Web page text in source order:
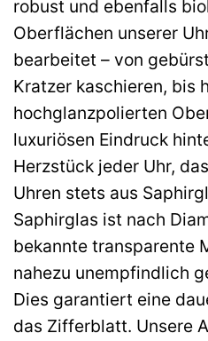
robust und ebenfalls
Oberflächen unserer
bearbeitet – von
Kratzer kaschieren, bis
hochglanzpolierten
luxuriösen Eindruck
Herzstück jeder Uhr,
Uhren stets aus
Saphirglas ist nach
bekannte transparente
nahezu unempfindlich
Dies garantiert eine
das Zifferblatt. Unsere